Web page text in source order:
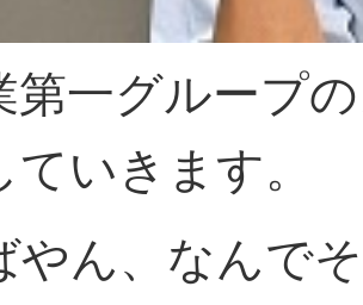
第一グループ
ていきます。
やん、なんで